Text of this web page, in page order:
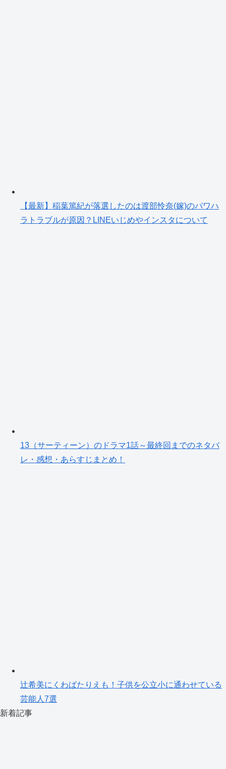
【最新】稲葉篤紀が落選したのは渡部怜奈(嫁)のパワハ
ラトラブルが原因？LINEいじめやインスタについて
13（サーティーン）のドラマ1話～最終回までのネタバ
レ・感想・あらすじまとめ！
辻希美にくわばたりえも！子供を公立小に通わせている
芸能人7選
新着記事